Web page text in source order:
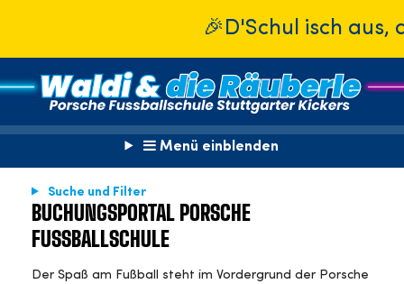
Menü einblenden
Suche und Filter
BUCHUNGSPORTAL PORSCHE
FUSSBALLSCHULE
Der Spaß am Fußball steht im Vordergrund der Porsche
🎉D'Schul isch aus,